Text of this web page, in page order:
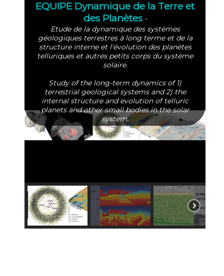
EQUIPE Dynamique de la Terre et
des Planètes-
Etude de la dynamique des systèmes
géologiques terrestres à long terme et de la
structure interne et l'évolution des planètes
telluriques et autres petits corps du système
solaire.
Study of the long-term dynamics of 1)
terrestrial geological systems and 2) the
internal structure and evolution of telluric
planets and other small bodies in the solar
system.